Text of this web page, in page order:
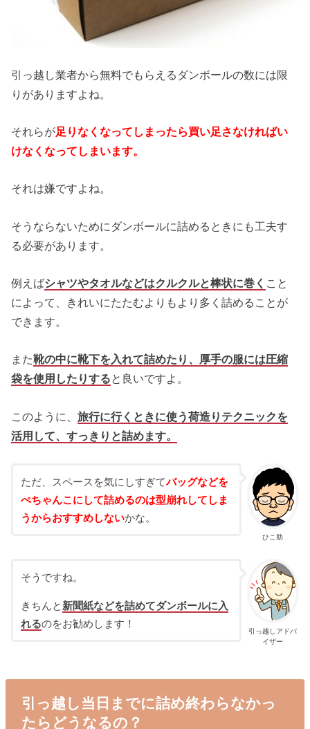
引っ越し業者から無料でもらえるダンボールの数には限
りがありますよね。
それらが足りなくなってしまったら買い足さなければい
けなくなってしまいます。
それは嫌ですよね。
そうならないためにダンボールに詰めるときにも工夫す
る必要があります。
例えばシャツやタオルなどはクルクルと棒状に巻く こと
によって、きれいにたたむよりもより多く詰めることが
できます。
また靴の中に靴下を入れて詰めたり、厚手の服には圧縮
袋を使用したりすると良いですよ。
このように、旅行に行くときに使う荷造りテクニックを
活用して、すっきりと詰めます。
ひこ助
ただ、スペースを気にしすぎてバッグなどを
ぺちゃんこにして詰めるのは型崩れしてしま
うからおすすめしないかな。
引っ越しアドバ
イザー
そうですね。
きちんと 新聞紙などを詰めてダンボールに入
れるのをお勧めします！
引っ越し当日までに詰め終わらなかっ
たらどうなるの？